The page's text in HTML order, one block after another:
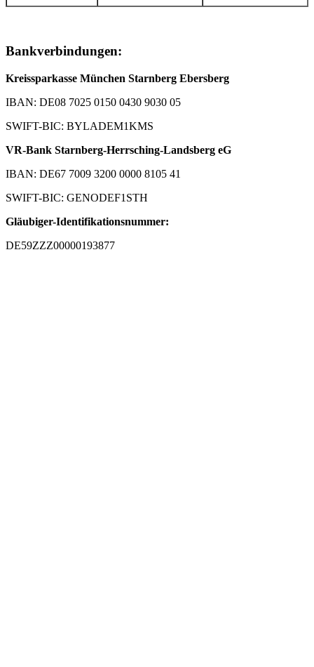
Bankverbindungen:
Kreissparkasse München Starnberg Ebersberg
IBAN: DE08 7025 0150 0430 9030 05
SWIFT-BIC: BYLADEM1KMS
VR-Bank Starnberg-Herrsching-Landsberg eG
IBAN: DE67 7009 3200 0000 8105 41
SWIFT-BIC: GENODEF1STH
Gläubiger-Identifikationsnummer:
DE59ZZZ00000193877